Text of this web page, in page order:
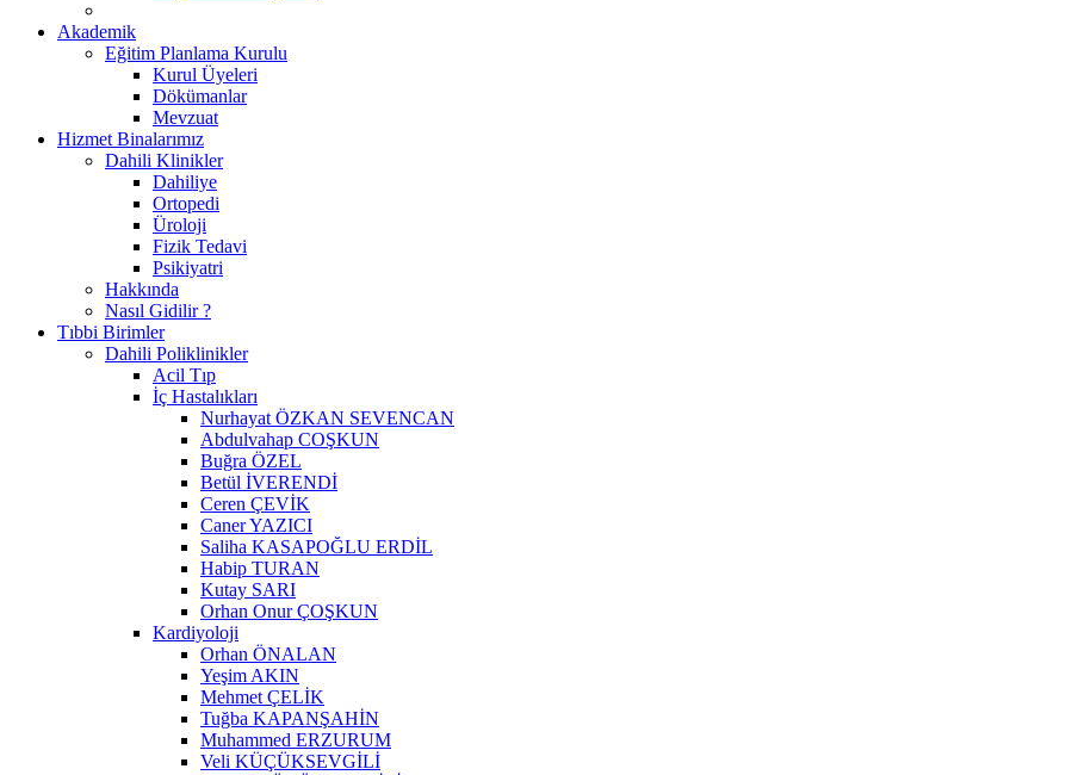
Akademik
Eğitim Planlama Kurulu
Kurul Üyeleri
Dökümanlar
Mevzuat
Hizmet Binalarımız
Dahili Klinikler
Dahiliye
Ortopedi
Üroloji
Fizik Tedavi
Psikiyatri
Hakkında
Nasıl Gidilir ?
Tıbbi Birimler
Dahili Poliklinikler
Acil Tıp
İç Hastalıkları
Nurhayat ÖZKAN SEVENCAN
Abdulvahap COŞKUN
Buğra ÖZEL
Betül İVERENDİ
Ceren ÇEVİK
Caner YAZICI
Saliha KASAPOĞLU ERDİL
Habip TURAN
Kutay SARI
Orhan Onur ÇOŞKUN
Kardiyoloji
Orhan ÖNALAN
Yeşim AKIN
Mehmet ÇELİK
Tuğba KAPANŞAHİN
Muhammed ERZURUM
Veli KÜÇÜKSEVGİLİ